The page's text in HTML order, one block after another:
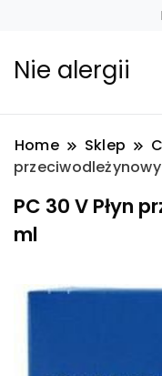
Nie alergii
Home Sklep
PC 30 V Płyn
ml